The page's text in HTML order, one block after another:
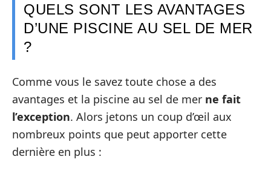
QUELS SONT LES AVANTAGES
D’UNE PISCINE AU SEL DE MER
?
Comme vous le savez toute chose a des
avantages et la piscine au sel de mer ne fait
l’exception. Alors jetons un coup d’œil aux
nombreux points que peut apporter cette
dernière en plus :